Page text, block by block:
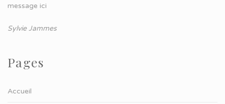
message ici
Sylvie Jammes
Pages
Accueil